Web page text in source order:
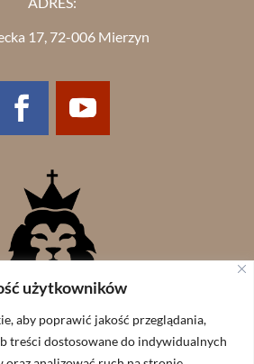
użytkowników
aby poprawić jakość przeglądania,
treści dostosowane do indywidualnych
17, 72-006 Mierzyn